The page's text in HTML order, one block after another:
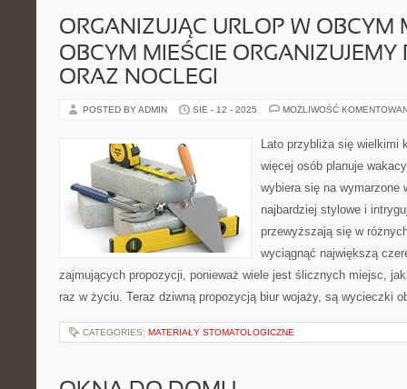
ORGANIZUJĄC URLOP W OBCYM
OBCYM MIEŚCIE ORGANIZUJEMY
ORAZ NOCLEGI
POSTED BY ADMIN SIE - 12 - 2025 MOŻLIWOŚĆ
Lato przybliża się wielkimi
więcej osób planuje
wybiera się na wymarzone
najbardziej stylowe i
przewyższają się w
wyciągnąć największą
zajmujących propozycji, ponieważ wiele jest ślicznych miejsc,
raz w życiu. Teraz dziwną propozycją biur wojaży, są wycieczki
CATEGORIES: MATERIAŁY STOMATOLOGICZNE